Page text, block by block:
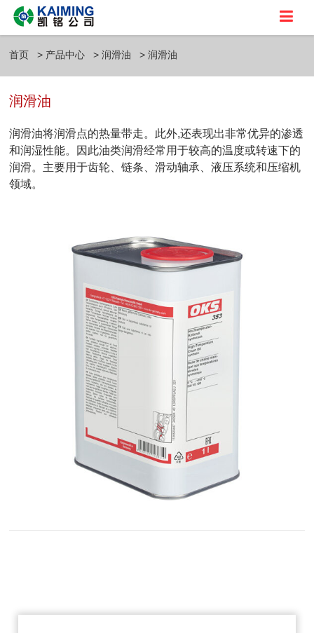
首页 产品中心 润滑油 润滑油
润滑油
润滑油将润滑点的热量带走。此外,还表现出非常优异的渗透
和润湿性能。因此油类润滑经常用于较高的温度或转速下的
润滑。主要用于齿轮、链条、滑动轴承、液压系统和压缩机
领域。